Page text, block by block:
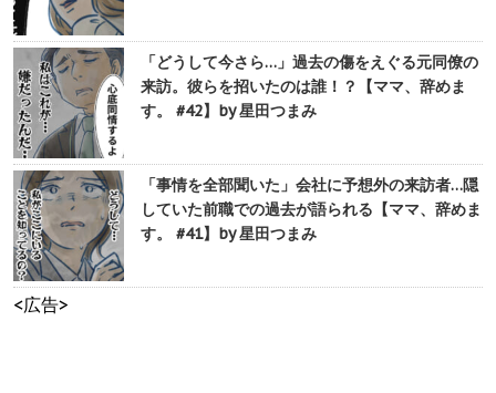
「どうして今さら…」過去の傷をえぐる元同僚の
来訪。彼らを招いたのは誰！？【ママ、辞めま
す。 #42】by 星田つまみ
「事情を全部聞いた」会社に予想外の来訪者…隠
していた前職での過去が語られる【ママ、辞めま
す。 #41】by 星田つまみ
<広告>